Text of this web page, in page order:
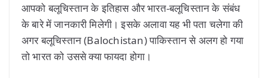
आपको बलूचिस्तान के इतिहास और भारत-बलूचिस्तान के संबंध
के बारे में जानकारी मिलेगी। इसके अलावा यह भी पता चलेगा की
अगर बलूचिस्तान (Balochistan) पाकिस्तान से अलग हो गया
तो भारत को उससे क्या फायदा होगा।